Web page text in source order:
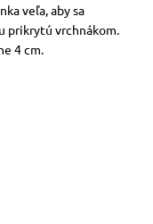
veľa, aby sa
prikrytú vrchnákom.
4 cm.